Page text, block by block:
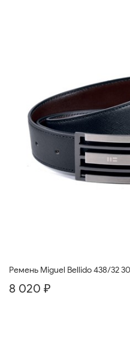
Ремень Miguel Bellido 438/32
8 020 ₽